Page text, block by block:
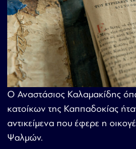
Ο Αναστάσιος Καλαμακίδης
κατοίκων της Καππαδοκίας
αντικείμενα που έφερε η
Ψαλμών.